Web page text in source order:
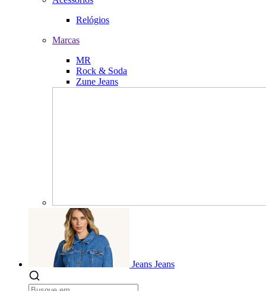
Relógios
Marcas
MR
Rock & Soda
Zune Jeans
Jeans Jeans